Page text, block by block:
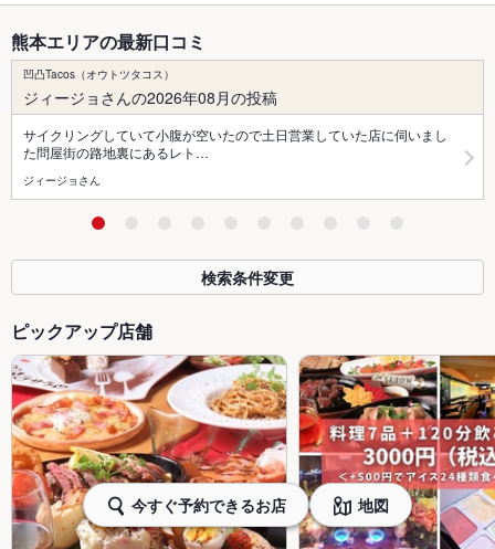
熊本エリアの最新口コミ
凹凸Tacos（オウトツタコス）
ジィージョさんの2026年08月の投稿
サイクリングしていて小腹が空いたので土日営業していた店に伺いまし
た問屋街の路地裏にあるレト…
ジィージョさん
検索条件変更
ピックアップ店舗
今すぐ予約できるお店 地図